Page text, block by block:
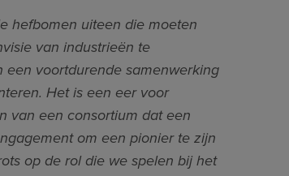
hefbomen uiteen die moeten
van industrieën te
voortdurende samenwerking
Het is een eer voor
van een consortium dat een
om een pionier te zijn
op de rol die we spelen bij het